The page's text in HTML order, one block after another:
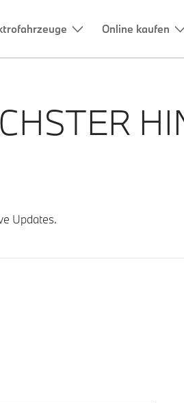
Updates.